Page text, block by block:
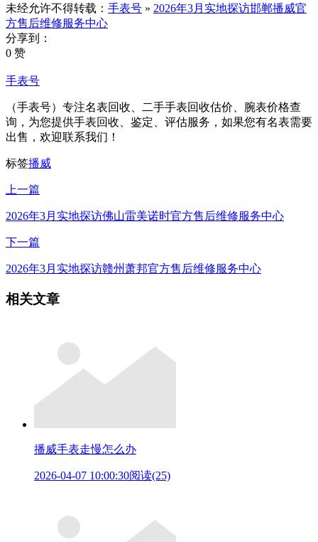
未经允许不得转载： 手表号 » 2026年3月实地探访邯郸播威官
方售后维修服务中心
分享到：
0 赞
手表号
（手表号）专注名表回收、二手手表回收估价、腕表价格查
询，为您提供手表回收、鉴定、评估服务，如果您有名表需要
出售，欢迎联系我们！
标签播威
上一篇
2026年3月实地探访佛山雷美诺时官方售后维修服务中心
下一篇
2026年3月实地探访赣州萧邦官方售后维修服务中心
相关文章
播威手表走慢怎么办
2026-04-07 10:00:30阅读(25)